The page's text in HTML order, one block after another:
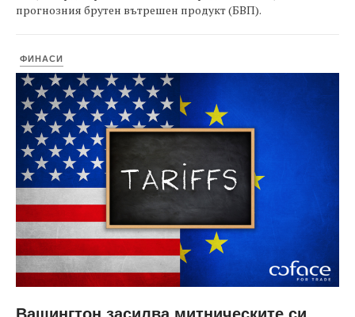
прогнозния брутен вътрешен продукт (БВП).
ФИНАСИ